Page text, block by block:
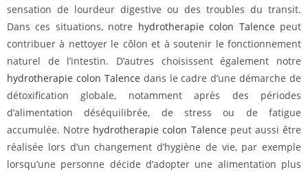
sensation de lourdeur digestive ou des troubles du transit.
Dans ces situations, notre hydrotherapie colon Talence peut
contribuer à nettoyer le côlon et à soutenir le fonctionnement
naturel de l’intestin. D’autres choisissent également notre
hydrotherapie colon Talence dans le cadre d’une démarche de
détoxification globale, notamment après des périodes
d’alimentation déséquilibrée, de stress ou de fatigue
accumulée. Notre hydrotherapie colon Talence peut aussi être
réalisée lors d’un changement d’hygiène de vie, par exemple
lorsqu’une personne décide d’adopter une alimentation plus